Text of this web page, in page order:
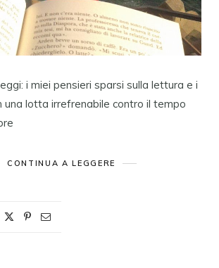
i miei pensieri sparsi sulla lettura e i
una lotta irrefrenabile contro il tempo
CONTINUA A LEGGERE